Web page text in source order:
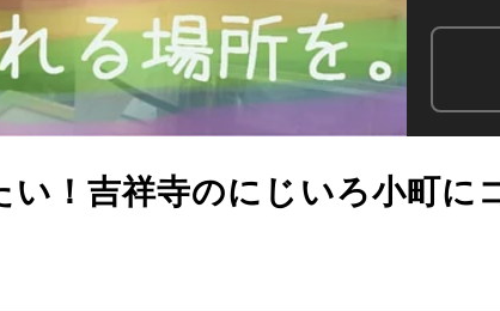
！吉祥寺のにじいろ小町に